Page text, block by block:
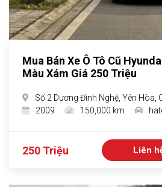
Mua Bán Xe Ô Tô Cũ
Màu Xám Giá 250 Triệu
Số 2 Dương Đình Nghệ, Yên Hòa,
2009
150,000 km
250 Triệu Liên